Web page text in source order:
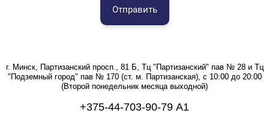
Отправить
г. Минск, Партизанский просп., 81 Б, Тц "Партизанский" пав № 28 и Тц
"Подземный город" пав № 170 (ст. м. Партизанская), с 10:00 до 20:00
(Второй понедельник месяца выходной)
+375-44-703-90-79 А1